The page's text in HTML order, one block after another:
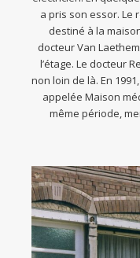
a pris son essor. Le
destiné à la
docteur Van
l’étage. Le docteur
non loin de là. En
appelée Maison
même période,